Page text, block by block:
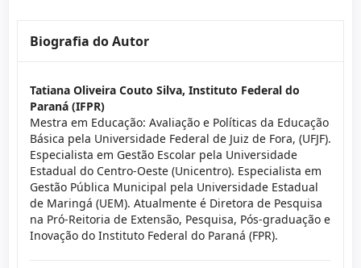
Biografia do Autor
Tatiana Oliveira Couto Silva, Instituto Federal do
Paraná (IFPR)
Mestra em Educação: Avaliação e Políticas da Educação
Básica pela Universidade Federal de Juiz de Fora, (UFJF).
Especialista em Gestão Escolar pela Universidade
Estadual do Centro-Oeste (Unicentro). Especialista em
Gestão Pública Municipal pela Universidade Estadual
de Maringá (UEM). Atualmente é Diretora de Pesquisa
na Pró-Reitoria de Extensão, Pesquisa, Pós-graduação e
Inovação do Instituto Federal do Paraná (FPR).